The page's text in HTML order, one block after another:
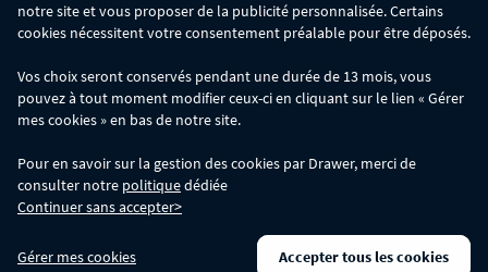
commande :
- 30€ sur votre commande dès 300€ d'achat, avec le code BIKINI30
- 50€ sur votre commande dès 500€ d'achat, avec le code BIKINI50
Les codes BIKINI30, BIKINI50 et BIKINI100 ne sont valables que sur
www.drawer.fr; ils ne sont pas cumulables entre eux, ni avec d'autres codes
promotionnels. La remise se calculera automatiquement dans votre panier
lors de la saisie du code adéquat.
DRAWER DAYS- Du 29/07 au 11/08 inclus : profitez de remises allant jusqu'à
notre site et vous proposer de la publicité personnalisée. Certains
cookies nécessitent votre consentement préalable pour être déposés.
Vos choix seront conservés pendant une durée de 13 mois, vous
pouvez à tout moment modifier ceux-ci en cliquant sur le lien « Gérer
mes cookies » en bas de notre site.
Pour en savoir sur la gestion des cookies par Drawer, merci de
consulter notre politiquedédiée
Continuer sans accepter>
Gérer mes cookies Accepter tous les cookies